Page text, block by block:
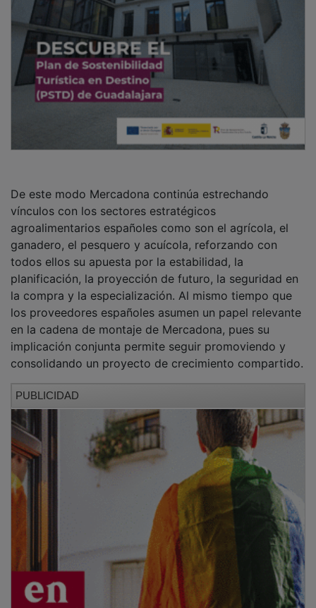
vínculos con los sectores estratégicos
agroalimentarios españoles como son el agrícola, el
ganadero, el pesquero y acuícola, reforzando con
todos ellos su apuesta por la estabilidad, la
planificación, la proyección de futuro, la seguridad en
la compra y la especialización. Al mismo tiempo que
los proveedores españoles asumen un papel relevante
en la cadena de montaje de Mercadona, pues su
implicación conjunta permite seguir promoviendo y
consolidando un proyecto de crecimiento compartido.